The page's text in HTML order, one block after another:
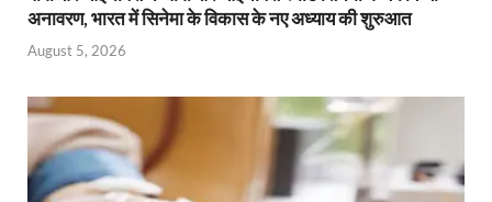
अनावरण, भारत में सिनेमा के विकास के नए अध्याय की शुरुआत
August 5, 2026